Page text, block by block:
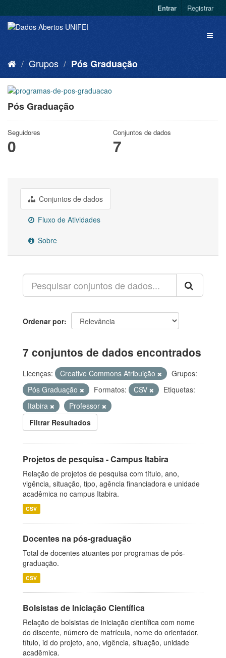
Entrar Registrar
Grupos Pós Graduação
Pós Graduação
Seguidores
0
Conjuntos de dados
7
Conjuntos de dados
Fluxo de Atividades
Sobre
Ordenar por
7 conjuntos de dados encontrados
Licenças: Creative Commons Atribuição
Grupos:
Pós Graduação
Formatos: CSV
Etiquetas:
Itabira
Professor
Filtrar Resultados
Projetos de pesquisa - Campus Itabira
Relação de projetos de pesquisa com título, ano,
vigência, situação, tipo, agência financiadora e unidade
acadêmica no campus Itabira.
CSV
Docentes na pós-graduação
Total de docentes atuantes por programas de pós-
graduação.
CSV
Bolsistas de Iniciação Científica
Relação de bolsistas de iniciação científica com nome
do discente, número de matrícula, nome do orientador,
título, id do projeto, ano, vigência, situação, unidade
acadêmica.